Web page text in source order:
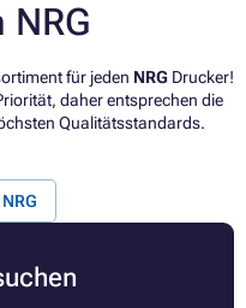
für jeden NRG Drucker!
daher entsprechen die
Qualitätsstandards.